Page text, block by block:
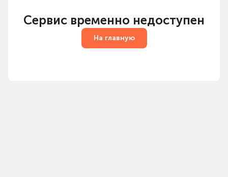
Сервис временно недоступен
На главную